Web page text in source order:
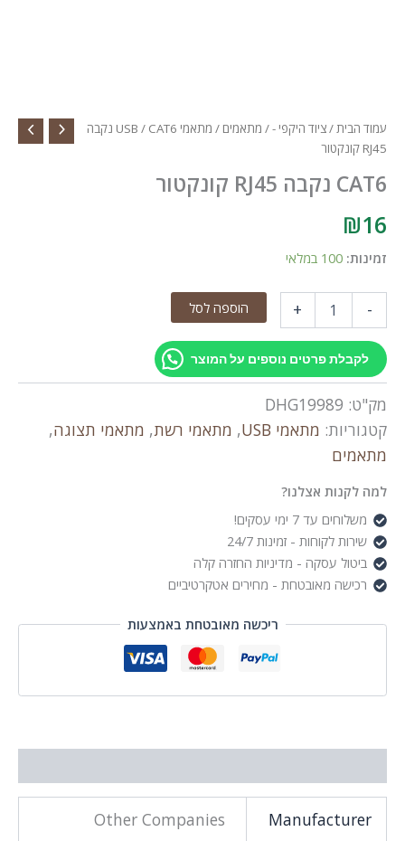
עמוד הבית/ציוד היקפי -/ מתאמים / מתאמי USB
/ CAT6 נקבה
RJ45 קונקטור
CAT6 נקבה RJ45 קונקטור
₪16
זמינות: 100 במלאי
-
נקבה
RJ45
+ הוספה לסל
לקבלת פרטים נוספים על המוצר
מק"ט: DHG19989
קטגוריות: מתאמי USB , מתאמי רשת, מתאמי תצוגה,
מתאמים
למה לקנות אצלנו?
משלוחים עד 7 ימי עסקים!
שירות לקוחות - זמינות 24/7
ביטול עסקה - מדיניות החזרה קלה
רכישה מאובטחת - מחירים אטקרטיביים
ריכשה מאובטחת באמצעות
Manufacturer
Other Companies